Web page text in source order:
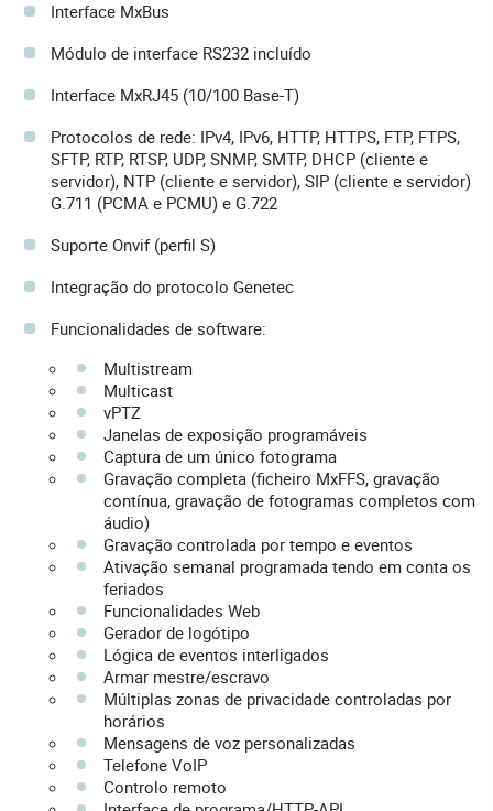
Interface MxBus
Módulo de interface RS232 incluído
Interface MxRJ45 (10/100 Base-T)
Protocolos de rede: IPv4, IPv6, HTTP, HTTPS, FTP, FTPS,
SFTP, RTP, RTSP, UDP, SNMP, SMTP, DHCP (cliente e
servidor), NTP (cliente e servidor), SIP (cliente e servidor)
G.711 (PCMA e PCMU) e G.722
Suporte Onvif (perfil S)
Integração do protocolo Genetec
Funcionalidades de software:
Multistream
Multicast
vPTZ
Janelas de exposição programáveis
Captura de um único fotograma
Gravação completa (ficheiro MxFFS, gravação
contínua, gravação de fotogramas completos com
áudio)
Gravação controlada por tempo e eventos
Ativação semanal programada tendo em conta os
feriados
Funcionalidades Web
Gerador de logótipo
Lógica de eventos interligados
Armar mestre/escravo
Múltiplas zonas de privacidade controladas por
horários
Mensagens de voz personalizadas
Telefone VoIP
Controlo remoto